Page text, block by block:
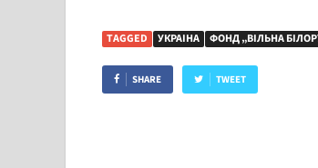
TAGGED УКРАІНА ФОНД „ВІЛЬНА
SHARE TWEET